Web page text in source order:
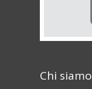
Chi siamo